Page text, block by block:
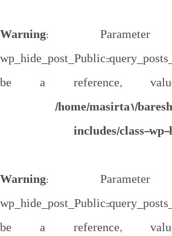
Warning:
be a reference,
/home/masirta1/
includes/class-wp-
Warning:
be a reference,